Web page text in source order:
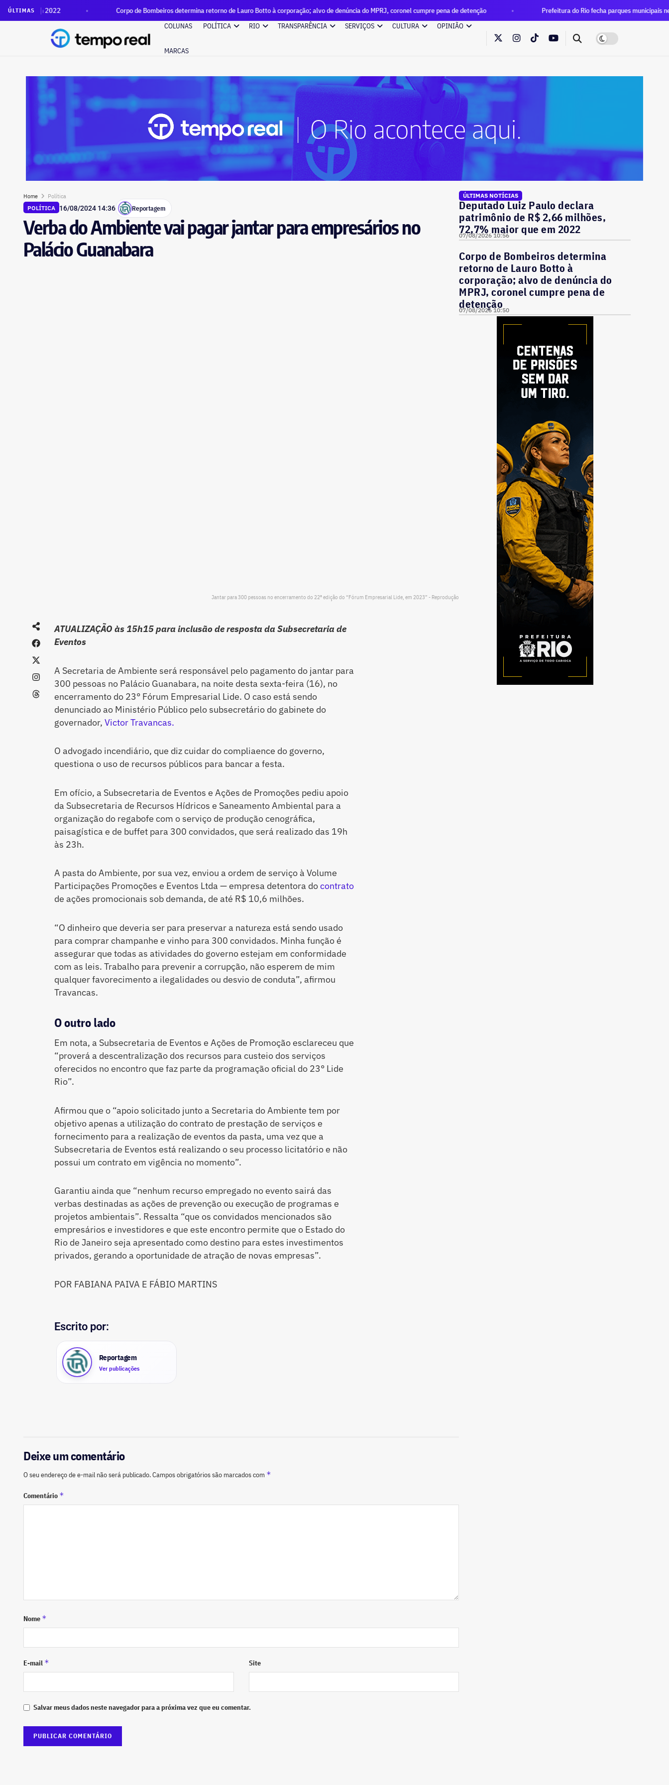
ÚLTIMAS Corpo de Bombeiros determina retorno de Lauro Botto à corporação; alvo de denúncia do MPRJ, coronel cumpre pena de detenção
Prefeitura do Rio fecha parques municipais nesta sexta após
COLUNAS
POLÍTICA RIO TRANSPARÊNCIA SERVIÇOS CULTURA OPINIÃO
MARCAS
Home
Política
POLÍTICA 16/08/2024 14:36 Reportagem
Verba do Ambiente vai pagar jantar para empresários no
Palácio Guanabara
Jantar para 300 pessoas no encerramento do 22ª edição do “Fórum Empresarial Lide, em 2023” - Reprodução
ATUALIZAÇÃO às 15h15 para inclusão de resposta da Subsecretaria de
Eventos
A Secretaria de Ambiente será responsável pelo pagamento do jantar para
300 pessoas no Palácio Guanabara, na noite desta sexta-feira (16), no
encerramento do 23° Fórum Empresarial Lide. O caso está sendo
denunciado ao Ministério Público pelo subsecretário do gabinete do
governador, Victor Travancas.
O advogado incendiário, que diz cuidar do compliaence do governo,
questiona o uso de recursos públicos para bancar a festa.
Em ofício, a Subsecretaria de Eventos e Ações de Promoções pediu apoio
da Subsecretaria de Recursos Hídricos e Saneamento Ambiental para a
organização do regabofe com o serviço de produção cenográfica,
paisagística e de buffet para 300 convidados, que será realizado das 19h
às 23h.
A pasta do Ambiente, por sua vez, enviou a ordem de serviço à Volume
Participações Promoções e Eventos Ltda — empresa detentora docontrato
de ações promocionais sob demanda, de até R$ 10,6 milhões.
“O dinheiro que deveria ser para preservar a natureza está sendo usado
para comprar champanhe e vinho para 300 convidados. Minha função é
assegurar que todas as atividades do governo estejam em conformidade
com as leis. Trabalho para prevenir a corrupção, não esperem de mim
qualquer favorecimento a ilegalidades ou desvio de conduta”, afirmou
Travancas.
O outro lado
Em nota, a Subsecretaria de Eventos e Ações de Promoção esclareceu que
“proverá a descentralização dos recursos para custeio dos serviços
oferecidos no encontro que faz parte da programação oficial do 23° Lide
Rio”.
Afirmou que o “apoio solicitado junto a Secretaria do Ambiente tem por
objetivo apenas a utilização do contrato de prestação de serviços e
fornecimento para a realização de eventos da pasta, uma vez que a
Subsecretaria de Eventos está realizando o seu processo licitatório e não
possui um contrato em vigência no momento”.
Garantiu ainda que “nenhum recurso empregado no evento sairá das
verbas destinadas as ações de prevenção ou execução de programas e
projetos ambientais”. Ressalta “que os convidados mencionados são
empresários e investidores e que este encontro permite que o Estado do
Rio de Janeiro seja apresentado como destino para estes investimentos
privados, gerando a oportunidade de atração de novas empresas”.
POR FABIANA PAIVA E FÁBIO MARTINS
Escrito por:
Reportagem
Ver publicações
ÚLTIMAS NOTÍCIAS
Deputado Luiz Paulo declara
patrimônio de R$ 2,66 milhões,
72,7% maior que em 2022
07/08/2026 10:56
Corpo de Bombeiros determina
retorno de Lauro Botto à
corporação; alvo de denúncia do
MPRJ, coronel cumpre pena de
detenção
07/08/2026 10:50
Deixe um comentário
O seu endereço de e-mail não será publicado.Campos obrigatórios são marcados com *
Comentário *
Nome *
E-mail * Site
Salvar meus dados neste navegador para a próxima vez que eu comentar.